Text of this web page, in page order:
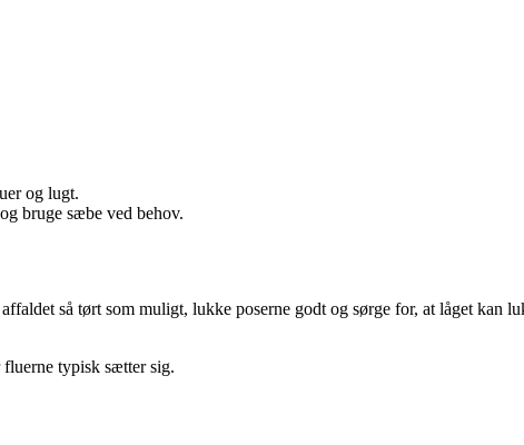
og lugt.
bruge sæbe ved behov.
så tørt som muligt, lukke poserne godt og sørge for, at låget kan
typisk sætter sig.